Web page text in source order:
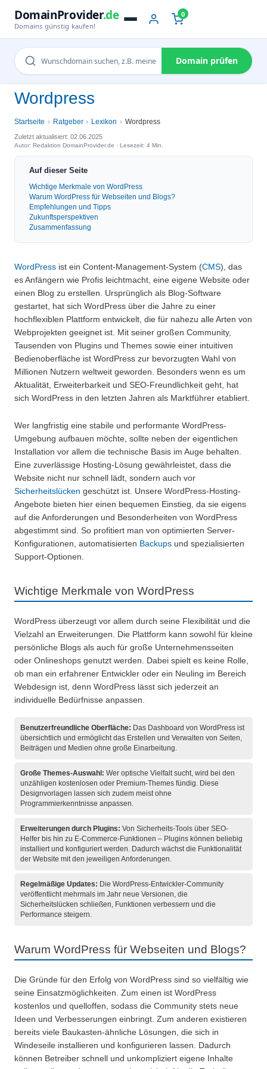
DomainProvider.de
Domains günstig kaufen!
0
Domain prüfen
Wordpress
Startseite Ratgeber Lexikon Wordpress
Zuletzt aktualisiert: 02.06.2025
Autor: Redaktion DomainProvider.de · Lesezeit: 4 Min.
Auf dieser Seite
Wichtige Merkmale von WordPress
Warum WordPress für Webseiten und Blogs?
Empfehlungen und Tipps
Zukunftsperspektiven
Zusammenfassung
WordPress ist ein Content-Management-System (CMS), das
es Anfängern wie Profis leichtmacht, eine eigene Website oder
einen Blog zu erstellen. Ursprünglich als Blog-Software
gestartet, hat sich WordPress über die Jahre zu einer
hochflexiblen Plattform entwickelt, die für nahezu alle Arten von
Webprojekten geeignet ist. Mit seiner großen Community,
Tausenden von Plugins und Themes sowie einer intuitiven
Bedienoberfläche ist WordPress zur bevorzugten Wahl von
Millionen Nutzern weltweit geworden. Besonders wenn es um
Aktualität, Erweiterbarkeit und SEO-Freundlichkeit geht, hat
sich WordPress in den letzten Jahren als Marktführer etabliert.
Wer langfristig eine stabile und performante WordPress-
Umgebung aufbauen möchte, sollte neben der eigentlichen
Installation vor allem die technische Basis im Auge behalten.
Eine zuverlässige Hosting-Lösung gewährleistet, dass die
Website nicht nur schnell lädt, sondern auch vor
Sicherheitslücken geschützt ist. Unsere WordPress-Hosting-
Angebote bieten hier einen bequemen Einstieg, da sie eigens
auf die Anforderungen und Besonderheiten von WordPress
abgestimmt sind. So profitiert man von optimierten Server-
Konfigurationen, automatisierten Backups und spezialisierten
Support-Optionen.
Wichtige Merkmale von WordPress
WordPress überzeugt vor allem durch seine Flexibilität und die
Vielzahl an Erweiterungen. Die Plattform kann sowohl für kleine
persönliche Blogs als auch für große Unternehmensseiten
oder Onlineshops genutzt werden. Dabei spielt es keine Rolle,
ob man ein erfahrener Entwickler oder ein Neuling im Bereich
Webdesign ist, denn WordPress lässt sich jederzeit an
individuelle Bedürfnisse anpassen.
Benutzerfreundliche Oberfläche: Das Dashboard von WordPress ist
übersichtlich und ermöglicht das Erstellen und Verwalten von Seiten,
Beiträgen und Medien ohne große Einarbeitung.
Große Themes-Auswahl: Wer optische Vielfalt sucht, wird bei den
unzähligen kostenlosen oder Premium-Themes fündig. Diese
Designvorlagen lassen sich zudem meist ohne
Programmierkenntnisse anpassen.
Erweiterungen durch Plugins: Von Sicherheits-Tools über SEO-
Helfer bis hin zu E-Commerce-Funktionen – Plugins können beliebig
installiert und konfiguriert werden. Dadurch wächst die Funktionalität
der Website mit den jeweiligen Anforderungen.
Regelmäßige Updates: Die WordPress-Entwickler-Community
veröffentlicht mehrmals im Jahr neue Versionen, die
Sicherheitslücken schließen, Funktionen verbessern und die
Performance steigern.
Warum WordPress für Webseiten und Blogs?
Die Gründe für den Erfolg von WordPress sind so vielfältig wie
seine Einsatzmöglichkeiten. Zum einen ist WordPress
kostenlos und quelloffen, sodass die Community stets neue
Ideen und Verbesserungen einbringt. Zum anderen existieren
bereits viele Baukasten-ähnliche Lösungen, die sich in
Windeseile installieren und konfigurieren lassen. Dadurch
können Betreiber schnell und unkompliziert eigene Inhalte